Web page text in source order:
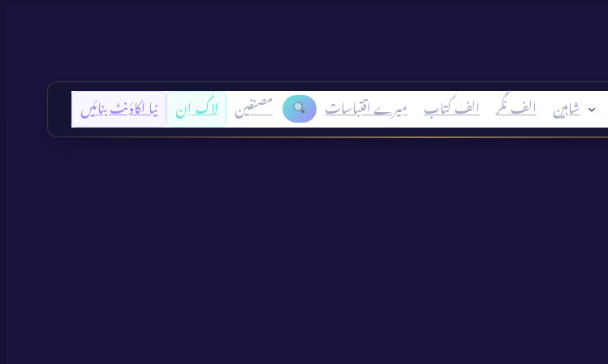
شاہین الف نگر الف کتاب میرے اقتباسات مصنفین لاگ اِن نیا اکاؤنٹ بنائیں